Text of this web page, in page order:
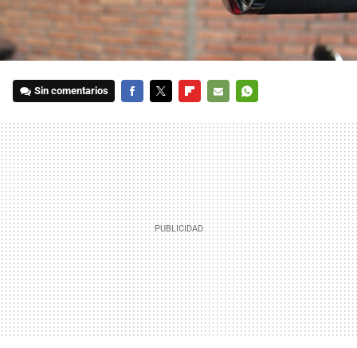
Sin comentarios
MAIL